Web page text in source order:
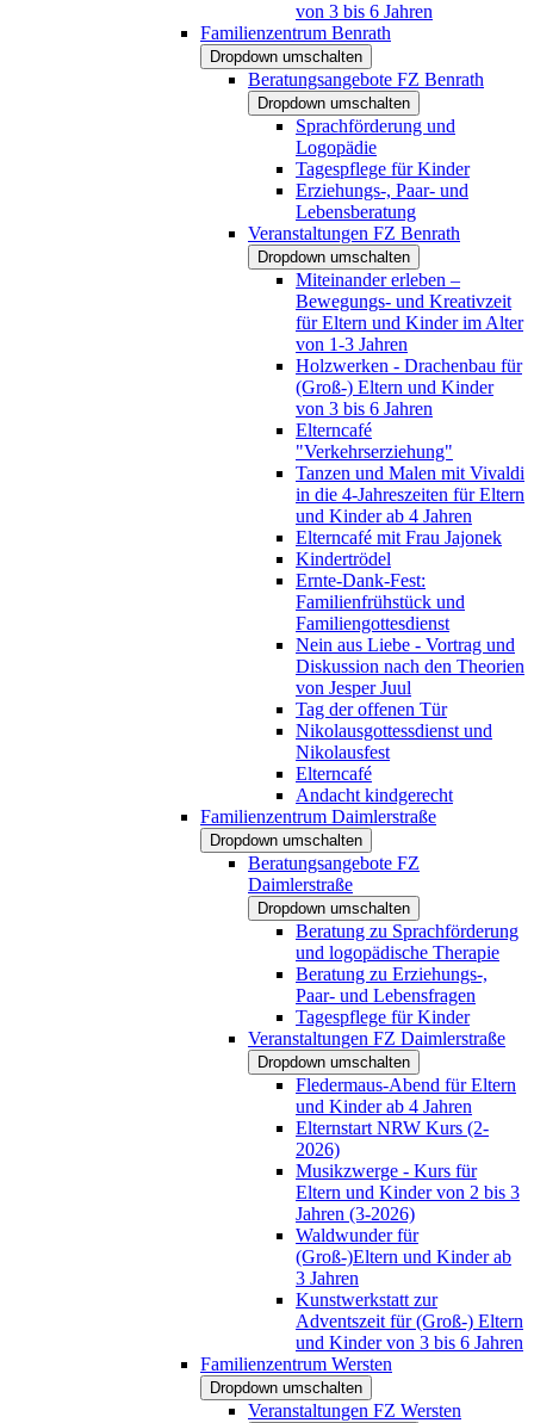
von 3 bis 6 Jahren
Familienzentrum Benrath
Dropdown umschalten
Beratungsangebote FZ Benrath
Dropdown umschalten
Sprachförderung und
Logopädie
Tagespflege für Kinder
Erziehungs-, Paar- und
Lebensberatung
Veranstaltungen FZ Benrath
Dropdown umschalten
Miteinander erleben –
Bewegungs- und Kreativzeit
für Eltern und Kinder im Alter
von 1-3 Jahren
Holzwerken - Drachenbau für
(Groß-) Eltern und Kinder
von 3 bis 6 Jahren
Elterncafé
"Verkehrserziehung"
Tanzen und Malen mit Vivaldi
in die 4-Jahreszeiten für Eltern
und Kinder ab 4 Jahren
Elterncafé mit Frau Jajonek
Kindertrödel
Ernte-Dank-Fest:
Familienfrühstück und
Familiengottesdienst
Nein aus Liebe - Vortrag und
Diskussion nach den Theorien
von Jesper Juul
Tag der offenen Tür
Nikolausgottessdienst und
Nikolausfest
Elterncafé
Andacht kindgerecht
Familienzentrum Daimlerstraße
Dropdown umschalten
Beratungsangebote FZ
Daimlerstraße
Dropdown umschalten
Beratung zu Sprachförderung
und logopädische Therapie
Beratung zu Erziehungs-,
Paar- und Lebensfragen
Tagespflege für Kinder
Veranstaltungen FZ Daimlerstraße
Dropdown umschalten
Fledermaus-Abend für Eltern
und Kinder ab 4 Jahren
Elternstart NRW Kurs (2-
2026)
Musikzwerge - Kurs für
Eltern und Kinder von 2 bis 3
Jahren (3-2026)
Waldwunder für
(Groß-)Eltern und Kinder ab
3 Jahren
Kunstwerkstatt zur
Adventszeit für (Groß-) Eltern
und Kinder von 3 bis 6 Jahren
Familienzentrum Wersten
Dropdown umschalten
Veranstaltungen FZ Wersten